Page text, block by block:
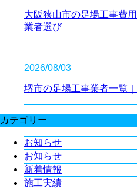
大阪狭山市の足場工事費
業者選び
2026/08/03
堺市の足場工事業者一覧
カテゴリー
お知らせ
お知らせ
新着情報
施工実績